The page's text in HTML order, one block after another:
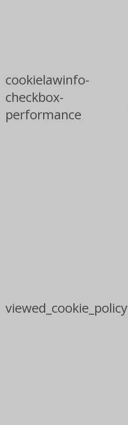
cookielawinfo-
checkbox-
performance
viewed_cookie_policy